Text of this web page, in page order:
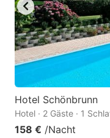
Hotel Schönbrunn
Hotel · 2 Gäste · 1
158 € /Nacht